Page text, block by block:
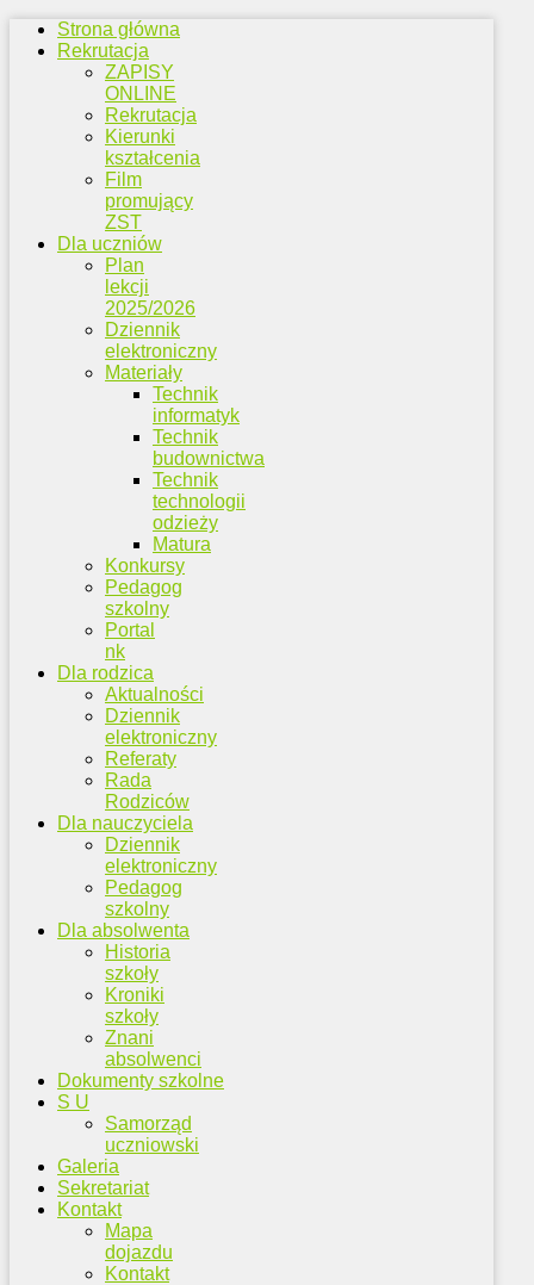
Strona główna
Rekrutacja
ZAPISY
ONLINE
Rekrutacja
Kierunki
kształcenia
Film
promujący
ZST
Dla uczniów
Plan
lekcji
2025/2026
Dziennik
elektroniczny
Materiały
Technik
informatyk
Technik
budownictwa
Technik
technologii
odzieży
Matura
Konkursy
Pedagog
szkolny
Portal
nk
Dla rodzica
Aktualności
Dziennik
elektroniczny
Referaty
Rada
Rodziców
Dla nauczyciela
Dziennik
elektroniczny
Pedagog
szkolny
Dla absolwenta
Historia
szkoły
Kroniki
szkoły
Znani
absolwenci
Dokumenty szkolne
S U
Samorząd
uczniowski
Galeria
Sekretariat
Kontakt
Mapa
dojazdu
Kontakt